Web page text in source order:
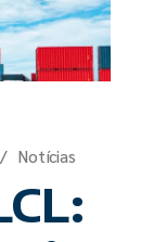
Notícias